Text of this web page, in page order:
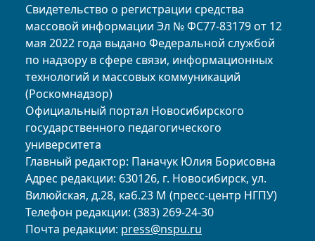
Свидетельство о регистрации средства
массовой информации Эл № ФС77-83179 от 12
мая 2022 года выдано Федеральной службой
по надзору в сфере связи, информационных
технологий и массовых коммуникаций
(Роскомнадзор)
Официальный портал Новосибирского
государственного педагогического
университета
Главный редактор: Паначук Юлия Борисовна
Адрес редакции: 630126, г. Новосибирск, ул.
Вилюйская, д.28, каб.23 М (пресс-центр НГПУ)
Телефон редакции: (383) 269-24-30
Почта редакции: press@nspu.ru